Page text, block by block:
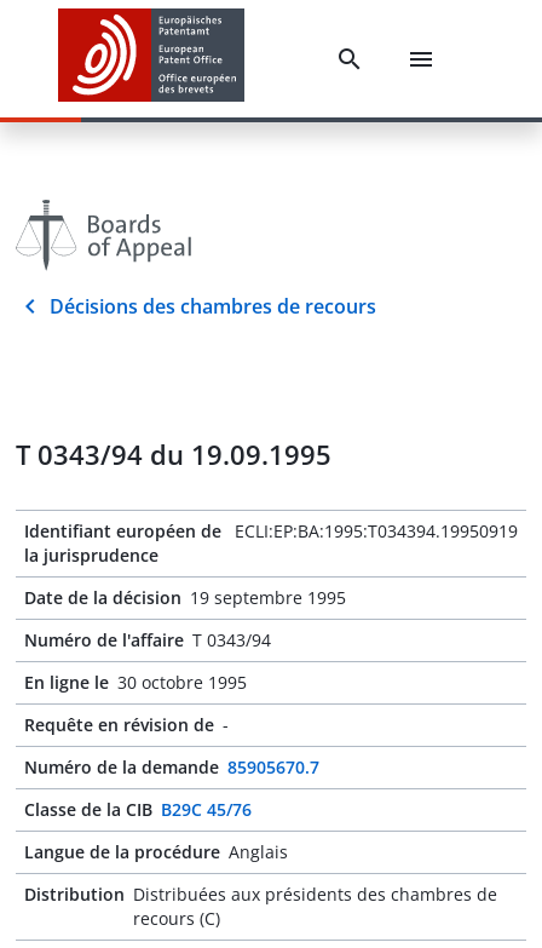
Décisions des chambres de recours
T 0343/94 du 19.09.1995
Identifiant européen de
la jurisprudence
ECLI:EP:BA:1995:T034394.19950919
Date de la décision 19 septembre 1995
Numéro de l'affaire T 0343/94
En ligne le 30 octobre 1995
Requête en révision de -
Numéro de la demande 85905670.7
Classe de la CIB B29C 45/76
Langue de la procédure Anglais
Distribution Distribuées aux présidents des chambres de
recours (C)